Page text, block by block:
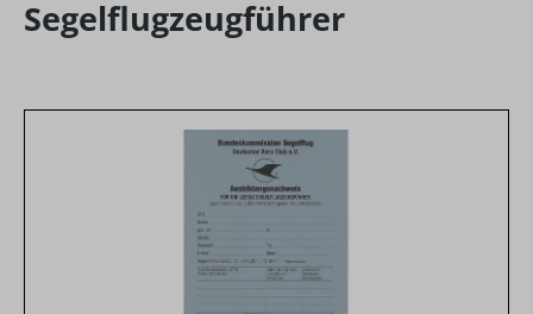
Segelflugzeugführer
Bildergalerie überspringen